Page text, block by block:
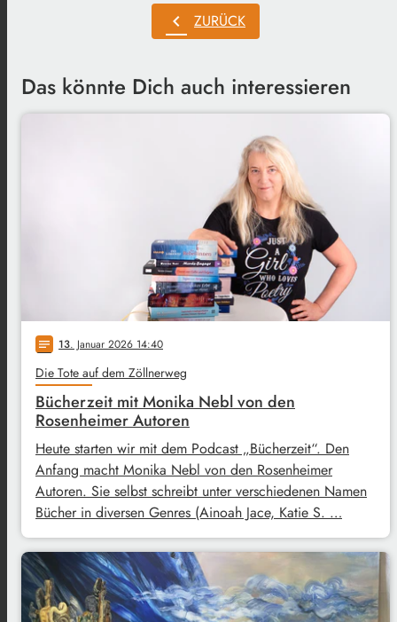
chevron_left ZURÜCK
Das könnte Dich auch interessieren
notes 13. Januar 2026 14:40
Die Tote auf dem Zöllnerweg
Bücherzeit mit Monika Nebl von den
Rosenheimer Autoren
Heute starten wir mit dem Podcast „Bücherzeit“. Den
Anfang macht Monika Nebl von den Rosenheimer
Autoren. Sie selbst schreibt unter verschiedenen Namen
Bücher in diversen Genres (Ainoah Jace, Katie S. …